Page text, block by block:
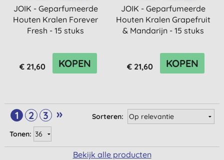
JOIK - Geparfumeerde
Houten Kralen Forever
Fresh - 15 stuks
€ 21,60 KOPEN
JOIK - Geparfumeerde
Houten Kralen Grapefruit
& Mandarijn - 15 stuks
€ 21,60 KOPEN
1 2 3 »
Sorteren:
Tonen:
Bekijk alle producten